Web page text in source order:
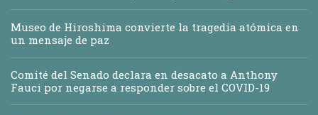
Museo de Hiroshima convierte la tragedia atómica en
un mensaje de paz
Comité del Senado declara en desacato a Anthony
Fauci por negarse a responder sobre el COVID-19